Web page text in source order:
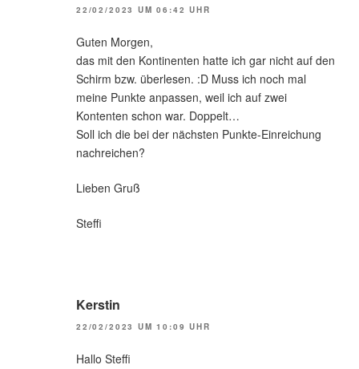
22/02/2023 UM 06:42 UHR
Guten Morgen,
das mit den Kontinenten hatte ich gar nicht auf den
Schirm bzw. überlesen. :D Muss ich noch mal
meine Punkte anpassen, weil ich auf zwei
Kontenten schon war. Doppelt…
Soll ich die bei der nächsten Punkte-Einreichung
nachreichen?
Lieben Gruß
Steffi
Kerstin
22/02/2023 UM 10:09 UHR
Hallo Steffi